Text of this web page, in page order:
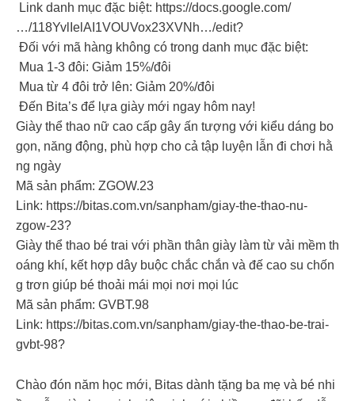
Link danh mục đặc biệt: https://docs.google.com/
…/118YvlIelAI1VOUVox23XVNh…/edit?
Đối với mã hàng không có trong danh mục đặc biệt:
Mua 1-3 đôi: Giảm 15%/đôi
Mua từ 4 đôi trở lên: Giảm 20%/đôi
Đến Bita’s để lựa giày mới ngay hôm nay!
Giày thể thao nữ cao cấp gây ấn tượng với kiểu dáng bo
gọn, năng động, phù hợp cho cả tập luyện lẫn đi chơi hằ
ng ngày
Mã sản phẩm: ZGOW.23
Link: https://bitas.com.vn/sanpham/giay-the-thao-nu-
zgow-23?
Giày thể thao bé trai với phần thân giày làm từ vải mềm th
oáng khí, kết hợp dây buộc chắc chắn và đế cao su chốn
g trơn giúp bé thoải mái mọi nơi mọi lúc
Mã sản phẩm: GVBT.98
Link: https://bitas.com.vn/sanpham/giay-the-thao-be-trai-
gvbt-98?
Chào đón năm học mới, Bitas dành tặng ba mẹ và bé nhi